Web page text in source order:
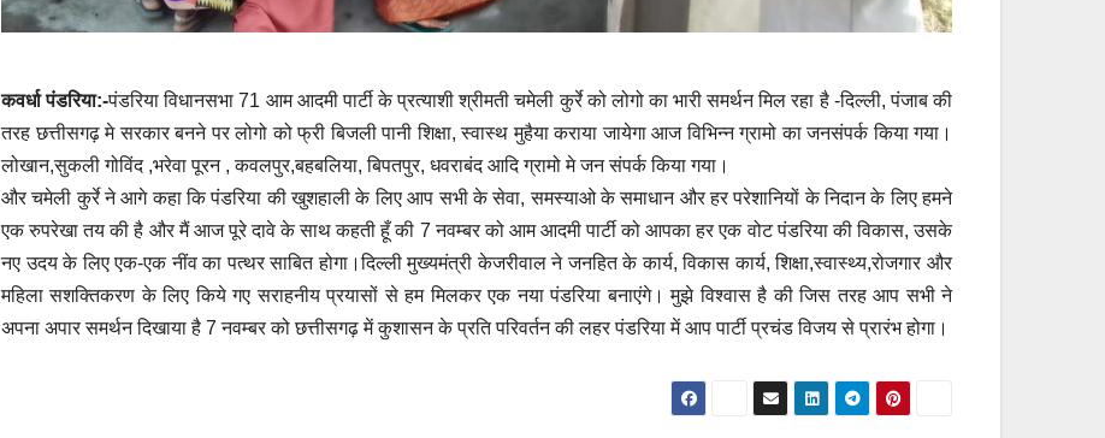
कवर्धा पंडरिया:-पंडरिया विधानसभा 71 आम आदमी पार्टी के प्रत्याशी श्रीमती चमेली कुर्रे को लोगो का भारी समर्थन मिल रहा है -दिल्ली, पंजाब की
तरह छत्तीसगढ़ मे सरकार बनने पर लोगो को फ्री बिजली पानी शिक्षा, स्वास्थ मुहैया कराया जायेगा आज विभिन्न ग्रामो का जनसंपर्क किया गया।
लोखान,सुकली गोविंद ,भरेवा पूरन , कवलपुर,बहबलिया, बिपतपुर, धवराबंद आदि ग्रामो मे जन संपर्क किया गया।
और चमेली कुर्रे ने आगे कहा कि पंडरिया की खुशहाली के लिए आप सभी के सेवा, समस्याओ के समाधान और हर परेशानियों के निदान के लिए हमने
एक रुपरेखा तय की है और मैं आज पूरे दावे के साथ कहती हूँ की 7 नवम्बर को आम आदमी पार्टी को आपका हर एक वोट पंडरिया की विकास, उसके
नए उदय के लिए एक-एक नींव का पत्थर साबित होगा।दिल्ली मुख्यमंत्री केजरीवाल ने जनहित के कार्य, विकास कार्य, शिक्षा,स्वास्थ्य,रोजगार और
महिला सशक्तिकरण के लिए किये गए सराहनीय प्रयासों से हम मिलकर एक नया पंडरिया बनाएंगे। मुझे विश्वास है की जिस तरह आप सभी ने
अपना अपार समर्थन दिखाया है 7 नवम्बर को छत्तीसगढ़ में कुशासन के प्रति परिवर्तन की लहर पंडरिया में आप पार्टी प्रचंड विजय से प्रारंभ होगा।